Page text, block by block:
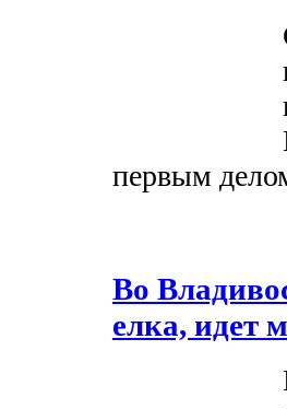
первым
Во
елка, идет